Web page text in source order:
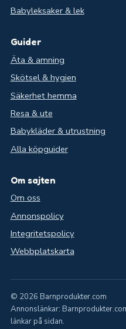
Babyleksaker & lek
Guider
Äta & amning
Skötsel & hygien
Säkerhet hemma
Resa & ute
Babykläder & utrustning
Alla köpguider
Om sajten
Om oss
Annonspolicy
Integritetspolicy
Webbplatskarta
© 2026 Barnprodukter.com
Annonslänkar:
länkar på sidan.